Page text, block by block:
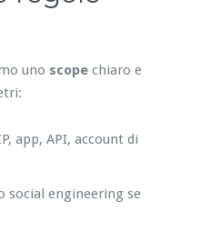
uno scopechiaro e
app, API, account di
social engineering se